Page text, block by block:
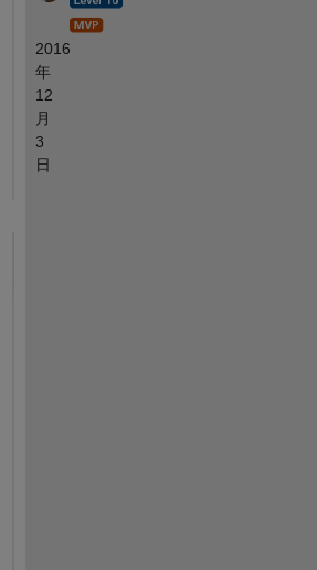
2016
年
12
月
3
日